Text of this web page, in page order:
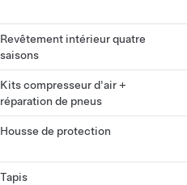
Revêtement intérieur quatre
saisons
Kits compresseur d'air +
réparation de pneus
Housse de protection
Tapis